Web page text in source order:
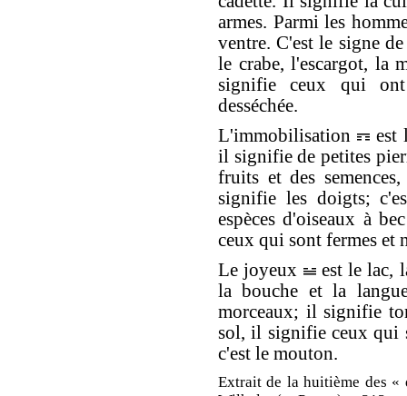
armes. Parmi les
ventre. C'est le signe
le crabe, l'escargot, la
signifie ceux qui
desséchée.
L'immobilisation
est
il signifie de petites
fruits et des
signifie les doigts;
espèces d'oiseaux à
ceux qui sont fermes et
Le joyeux
est le lac,
la bouche et la
morceaux; il signifie
sol, il signifie ceux qui
c'est le mouton.
Extrait de la huitième des